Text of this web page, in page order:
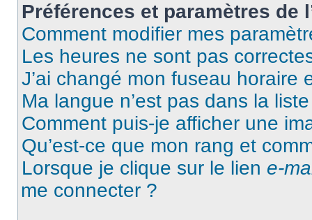
Préférences et paramètres de
Comment modifier mes
Les heures ne sont pas
J’ai changé mon fuseau horaire
Ma langue n’est pas dans la
Comment puis-je afficher une
Qu’est-ce que mon rang et
Lorsque je clique sur le lien e-
me connecter ?